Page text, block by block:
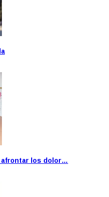
afrontar los dolor…